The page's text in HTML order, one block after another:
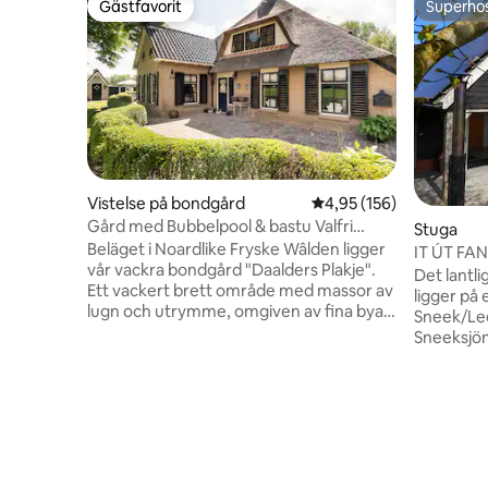
Gästfavorit
Gästfavorit
Vistelse på bondgård 4,95 av 5 i
4,95 (156)
Gård med Bubbelpool & bastu Valfri
mancave
Beläget i Noardlike Fryske Wâlden ligger
vår vackra bondgård "Daalders Plakje".
Ett vackert brett område med massor av
lugn och utrymme, omgiven av fina byar
Stuga
IT ÚT
hjärtat av
Det
ligger på
Sneek/
Sneeksjön